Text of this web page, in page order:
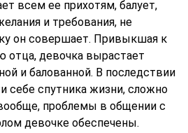
всем ее прихотям, балует,
и требования, не
он совершает. Привыкшая к
отца, девочка вырастает
и балованной. В последствии
себе спутника жизни, сложно
проблемы в общении с
девочке обеспечены.